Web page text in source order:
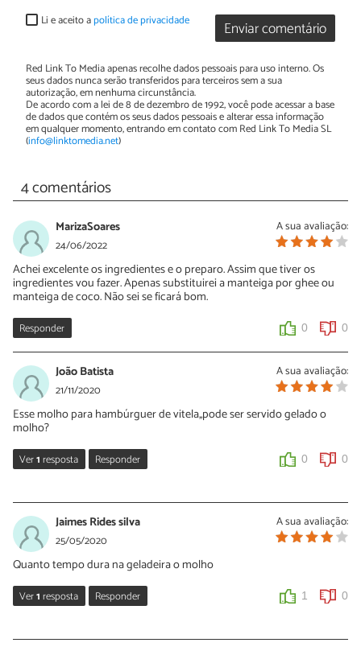
Enviar comentário
Li e aceito apolítica de privacidade
Red Link To Media apenas recolhe dados pessoais para uso interno. Os
seus dados nunca serão transferidos para terceiros sem a sua
autorização, em nenhuma circunstância.
De acordo com a lei de 8 de dezembro de 1992, você pode acessar a base
de dados que contém os seus dados pessoais e alterar essa informação
em qualquer momento, entrando em contato com Red Link To Media SL
(info@linktomedia.net)
4 comentários
A sua avaliação:
MarizaSoares
24/06/2022
Achei excelente os ingredientes e o preparo. Assim que tiver os
ingredientes vou fazer. Apenas substituirei a manteiga por ghee ou
manteiga de coco. Não sei se ficará bom.
Responder 0 0
A sua avaliação:
João Batista
21/11/2020
Esse molho para hambúrguer de vitela,,pode ser servido gelado o
molho?
Ver1resposta Responder 0 0
23/11/2020
Oi João, pode sim! Experimente e conte para nós se prefere seu
molho para hambúrguer quente ou gelado!
A sua avaliação:
Jaimes Rides silva
25/05/2020
Quanto tempo dura na geladeira o molho
Ver1resposta Responder 1 0